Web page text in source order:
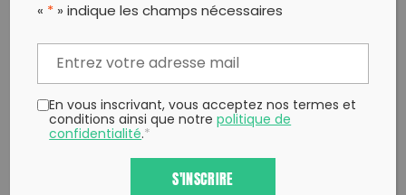
« * » indique les champs nécessaires
En vous inscrivant, vous acceptez nos termes et
conditions ainsi que notrepolitique de
confidentialité.*
S'INSCRIRE